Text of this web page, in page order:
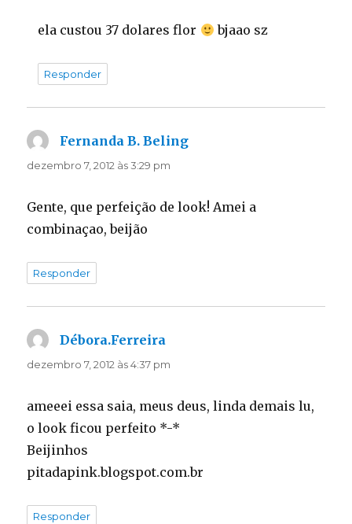
ela custou 37 dolares flor bjaao sz
Responder
Fernanda B. Beling
dezembro 7, 2012 às 3:29 pm
Gente, que perfeição de look! Amei a
combinaçao, beijão
Responder
Débora.Ferreira
dezembro 7, 2012 às 4:37 pm
ameeei essa saia, meus deus, linda demais lu,
o look ficou perfeito *-*
Beijinhos
pitadapink.blogspot.com.br
Responder